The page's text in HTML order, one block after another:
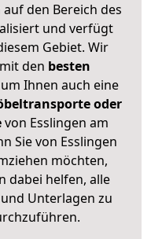
den Bereich des
und verfügt
Gebiet. Wir
den besten
Ihnen auch eine
oder
von Esslingen am
Sie von Esslingen
möchten,
dabei helfen, alle
Unterlagen zu